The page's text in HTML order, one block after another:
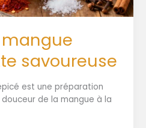
savoureuse
est une préparation
de la mangue à la